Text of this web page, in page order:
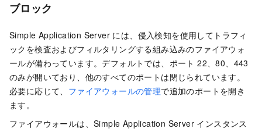
ブロック
Simple Application Server には、侵入検知を使用してトラフィ
ックを検査およびフィルタリングする組み込みのファイアウォ
ールが備わっています。デフォルトでは、ポート 22、80、443
のみが開いており、他のすべてのポートは閉じられています。
必要に応じて、 ファイアウォールの管理で追加のポートを開き
ます。
ファイアウォールは、Simple Application Server インスタンス